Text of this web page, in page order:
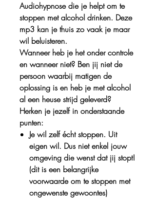
Audiohypnose die je helpt om te
stoppen met alcohol drinken. Deze
mp3 kan je thuis zo vaak je maar
wil beluisteren.
Wanneer heb je het onder controle
en wanneer niet? Ben jij niet de
persoon waarbij matigen de
oplossing is en heb je met alcohol
al een heuse strijd geleverd?
Herken je jezelf in onderstaande
punten:
Je wil zelf écht stoppen. Uit
eigen wil. Dus niet enkel jouw
omgeving die wenst dat jij stopt!
(dit is een belangrijke
voorwaarde om te stoppen met
ongewenste gewoontes)